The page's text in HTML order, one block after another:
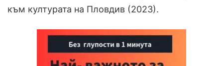
към културата на Пловдив (2023).